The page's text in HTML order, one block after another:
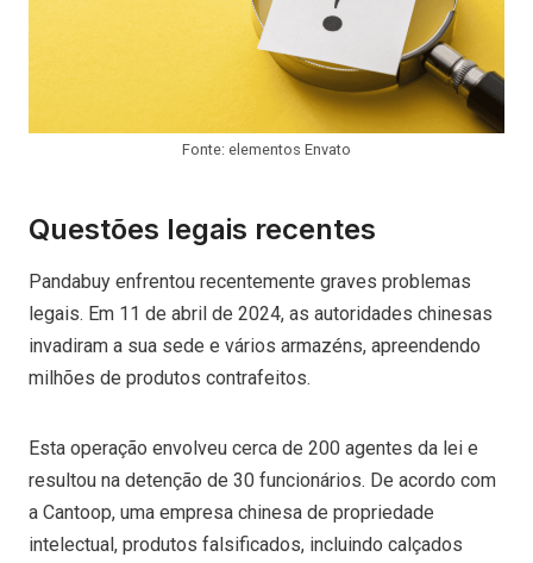
Fonte: elementos Envato
Questões legais recentes
Pandabuy enfrentou recentemente graves problemas
legais. Em 11 de abril de 2024, as autoridades chinesas
invadiram a sua sede e vários armazéns, apreendendo
milhões de produtos contrafeitos.
Esta operação envolveu cerca de 200 agentes da lei e
resultou na detenção de 30 funcionários. De acordo com
a Cantoop, uma empresa chinesa de propriedade
intelectual, produtos falsificados, incluindo calçados